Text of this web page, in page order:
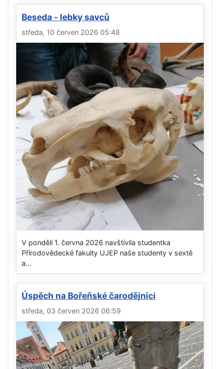
Beseda - lebky savců
středa, 10 červen 2026 05:48
V pondělí 1. června 2026 navštívila studentka
Přírodovědecké fakulty UJEP naše studenty v sextě
a...
Úspěch na Bořeňské čarodějnici
středa, 03 červen 2026 06:59